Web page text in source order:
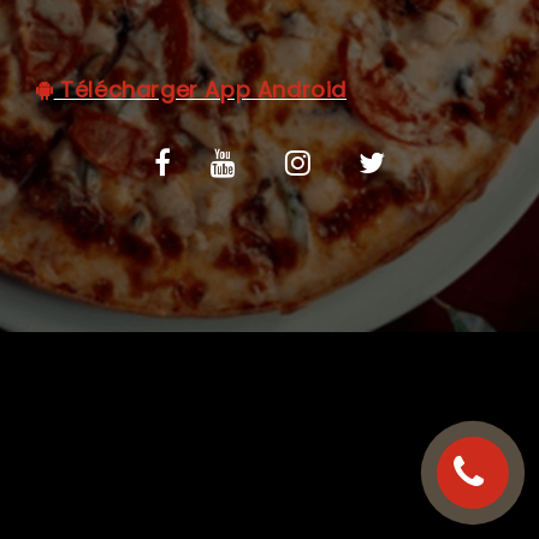
C.G.V
Télécharger App Android